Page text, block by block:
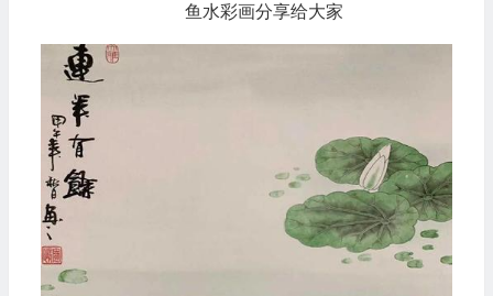
鱼水彩画分享给大家